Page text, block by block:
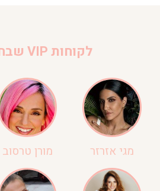
לקוחות VIP שבחרו בנו:
מגי אזרזר מורן טרסוב